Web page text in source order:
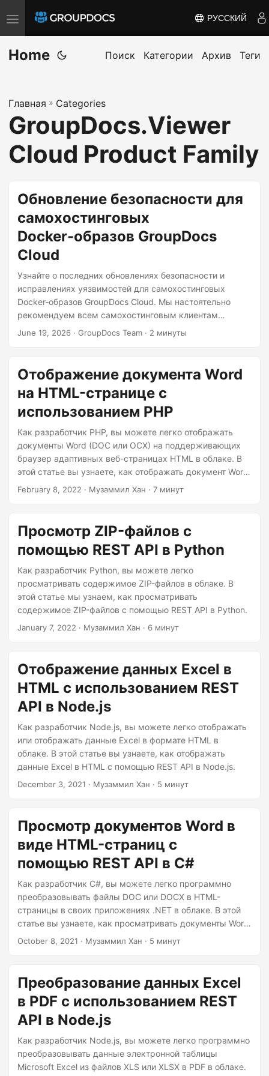
T
o
g
e
n
a
v
n
РУССКИЙ
Home Поиск Категории Архив Теги
Главная » Categories
GroupDocs.Viewer
Cloud Product Family
Обновление безопасности для
самохостинговых
Docker‑образов GroupDocs
Cloud
Узнайте о последних обновлениях безопасности и
исправлениях уязвимостей для самохостинговых
Docker‑образов GroupDocs Cloud. Мы настоятельно
рекомендуем всем самохостинговым клиентам
обновить их до последних доступных образов.
June 19, 2026 · GroupDocs Team · 2 минуты
Отображение документа Word
на HTML-странице с
использованием PHP
Как разработчик PHP, вы можете легко отображать
документы Word (DOC или OCX) на поддерживающих
браузер адаптивных веб-страницах HTML в облаке. В
этой статье вы узнаете, как отображать документ Word
на HTML-страницах с помощью REST API в PHP.
February 8, 2022 · Музаммил Хан · 7 минут
Просмотр ZIP-файлов с
помощью REST API в Python
Как разработчик Python, вы можете легко
просматривать содержимое ZIP-файлов в облаке. В
этой статье мы узнаем, как просматривать
содержимое ZIP-файлов с помощью REST API в Python.
January 7, 2022 · Музаммил Хан · 6 минут
Отображение данных Excel в
HTML с использованием REST
API в Node.js
Как разработчик Node.js, вы можете легко отображать
или отображать данные Excel в формате HTML в
облаке. В этой статье вы узнаете, как отображать
данные Excel в HTML с помощью REST API в Node.js.
December 3, 2021 · Музаммил Хан · 5 минут
Просмотр документов Word в
виде HTML-страниц с
помощью REST API в C#
Как разработчик C#, вы можете легко программно
преобразовывать файлы DOC или DOCX в HTML-
страницы в своих приложениях .NET в облаке. В этой
статье вы узнаете, как просматривать документы Word
в виде HTML-страниц с помощью REST API на C#.
October 8, 2021 · Музаммил Хан · 5 минут
Преобразование данных Excel
в PDF с использованием REST
API в Node.js
Как разработчик Node.js, вы можете легко программно
преобразовывать данные электронной таблицы
Microsoft Excel из файлов XLS или XLSX в PDF в облаке.